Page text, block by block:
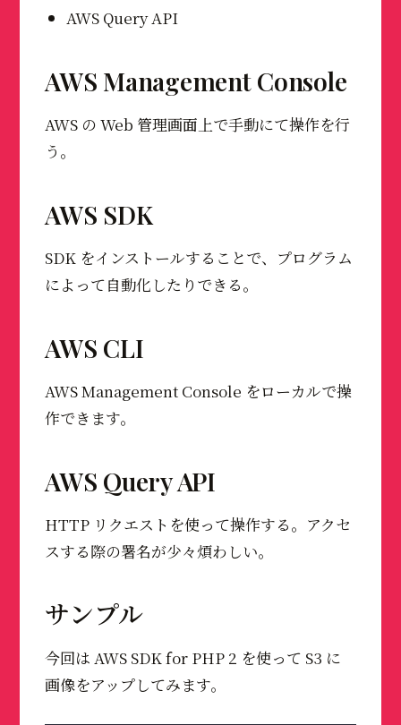
AWS Query API
AWS Management Console
AWS の Web 管理画面上で手動にて操作を行
う。
AWS SDK
SDK をインストールすることで、プログラム
によって自動化したりできる。
AWS CLI
AWS Management Console をローカルで操
作できます。
AWS Query API
HTTP リクエストを使って操作する。アクセ
スする際の署名が少々煩わしい。
サンプル
今回は AWS SDK for PHP 2 を使って S3 に
画像をアップしてみます。